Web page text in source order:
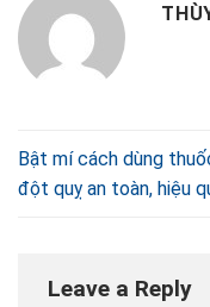
Bật mí cách dùng
đột quỵ an toàn, hiệu
Leave a Reply